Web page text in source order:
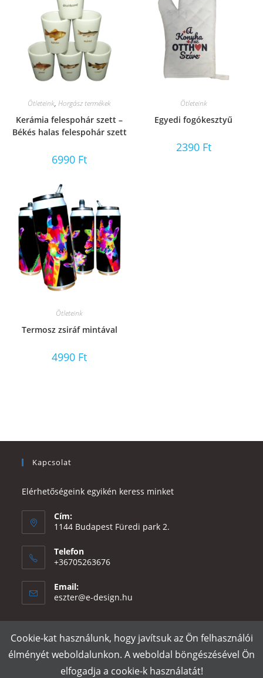
Ötleteink,Horgász termékek
Kerámia felespohár szett –
Békés halas felespohár szett
6990 Ft
Ötleteink
Egyedi fogókesztyű
2390 Ft
Ötleteink
Termosz zsiráf mintával
4990 Ft
Kapcsolat
Elérhetőségeink egyikén keress minket
Cím:
1144 Budapest Füredi park 2.
Telefon
+36705263676
Email:
eszter@e-design.hu
Rólunk Szállítás és fizetés Adatvédelmi tájékoztató
ÁSZF
Póló nyomtatás
Cookie-kat használunk, hogy javítsuk az Ön felhasználói
élményét weboldalunkon. A weboldal böngészésével Ön
elfogadja a cookie-k használatát!